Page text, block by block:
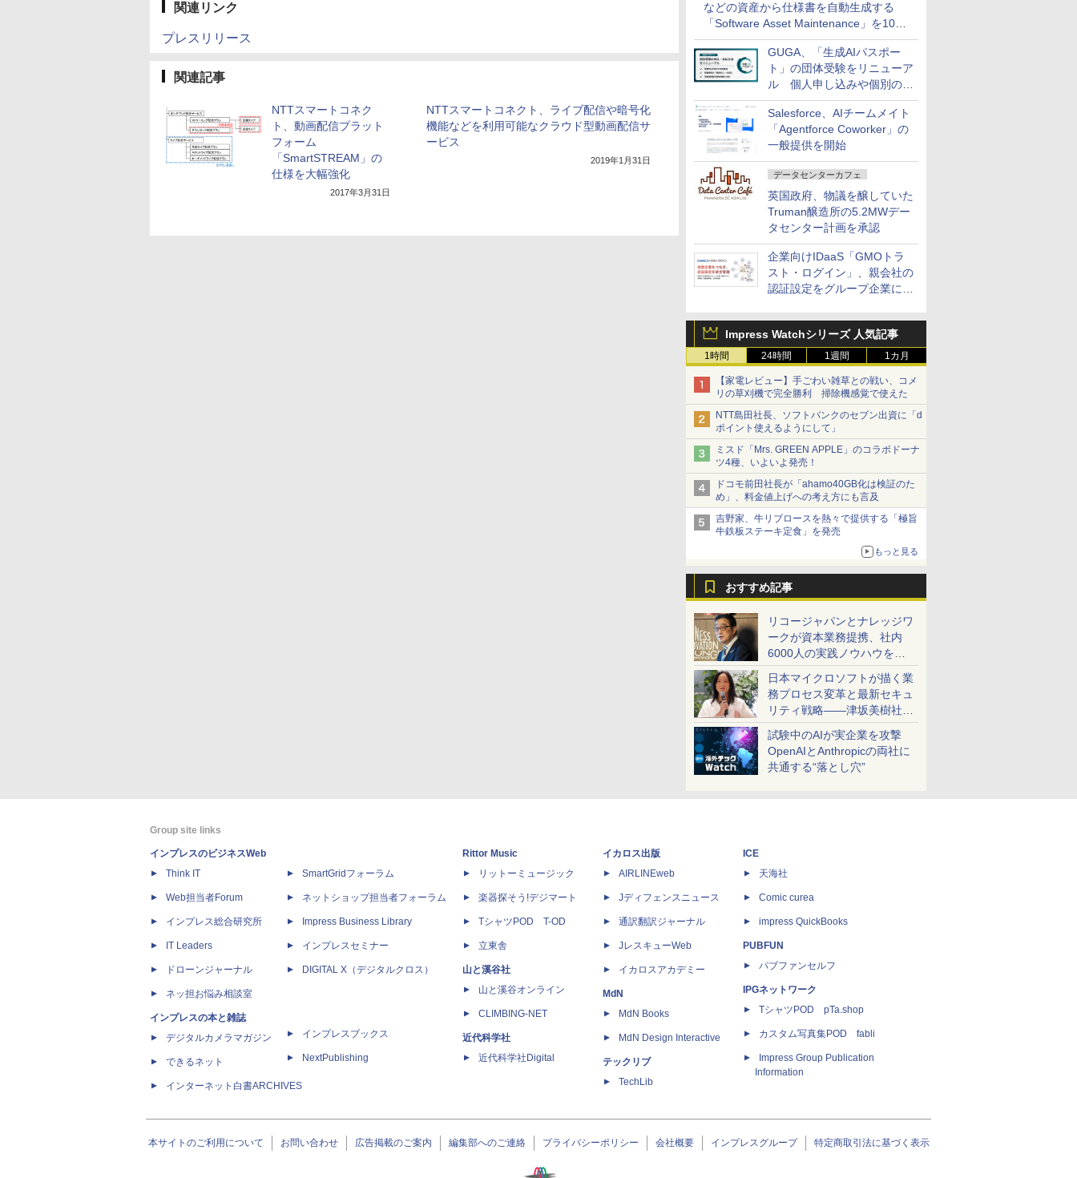
などの資産から仕様書を自動生成する
「Software Asset Maintenance」を10月
に発売
GUGA、「生成AIパスポー
ト」の団体受験をリニューア
ル 個人申し込みや個別の支
払いなどに対応
Salesforce、AIチームメイト
「Agentforce Coworker」の
一般提供を開始
データセンターカフェ
英国政府、物議を醸していた
Truman醸造所の5.2MWデー
タセンター計画を承認
企業向けIDaaS「GMOトラ
スト・ログイン」、親会社の
認証設定をグループ企業に展
Impress Watchシリーズ 人気記事
1時間 24時間 1週間 1カ月
【家電レビュー】手ごわい雑草との戦い、コメ
リの草刈機で完全勝利 掃除機感覚で使えた
NTT島田社長、ソフトバンクのセブン出資に「d
ポイント使えるようにして」
ミスド「Mrs. GREEN APPLE」のコラボドーナ
ツ4種、いよいよ発売！
ドコモ前田社長が「ahamo40GB化は検証のた
め」、料金値上げへの考え方にも言及
吉野家、牛リブロースを熱々で提供する「極旨
牛鉄板ステーキ定食」を発売
もっと見る
おすすめ記事
リコージャパンとナレッジワ
ークが資本業務提携、社内
6000人の実践ノウハウを生
かした「AI商談記録 for
RICOH」を展開へ
日本マイクロソフトが描く業
務プロセス変革と最新セキュ
リティ戦略――津坂美樹社長
が2027年度戦略を説明
試験中のAIが実企業を攻撃
OpenAIとAnthropicの両社に
共通する“落とし穴”
関連リンク
プレスリリース
関連記事
NTTスマートコネク
ト、動画配信プラット
フォーム
「SmartSTREAM」の
仕様を大幅強化
2017年3月31日
NTTスマートコネクト、ライブ配信や暗号化
機能などを利用可能なクラウド型動画配信サ
ービス
2019年1月31日
Group site links
インプレスのビジネスWeb
Think IT
Web担当者Forum
インプレス総合研究所
IT Leaders
ドローンジャーナル
ネッ担お悩み相談室
インプレスの本と雑誌
デジタルカメラマガジン
できるネット
インターネット白書ARCHIVES
SmartGridフォーラム
ネットショップ担当者フォーラム
Impress Business Library
インプレスセミナー
DIGITAL X（デジタルクロス）
インプレスブックス
NextPublishing
Rittor Music
リットーミュージック
楽器探そう!デジマート
TシャツPOD T-OD
立東舎
山と溪谷社
山と溪谷オンライン
CLIMBING-NET
近代科学社
近代科学社Digital
イカロス出版
AIRLINEweb
Jディフェンスニュース
通訳翻訳ジャーナル
JレスキューWeb
イカロスアカデミー
MdN
MdN Books
MdN Design Interactive
テックリブ
TechLib
ICE
天海社
Comic curea
impress QuickBooks
PUBFUN
パブファンセルフ
IPGネットワーク
TシャツPOD pTa.shop
カスタム写真集POD fabli
Impress Group Publication
Information
本サイトのご利用について お問い合わせ 広告掲載のご案内 編集部へのご連絡 プライバシーポリシー 会社概要 インプレスグループ 特定商取引法に基づく表示